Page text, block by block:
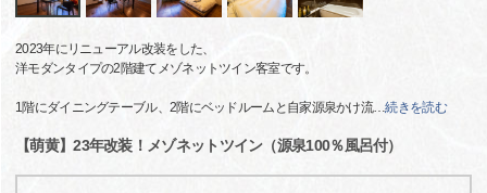
2023年にリニューアル改装をした、
洋モダンタイプの2階建てメゾネットツイン客室です。
1階にダイニングテーブル、2階にベッドルームと自家源泉かけ流…続きを読む
【萌黄】23年改装！メゾネットツイン（源泉100％風呂付）